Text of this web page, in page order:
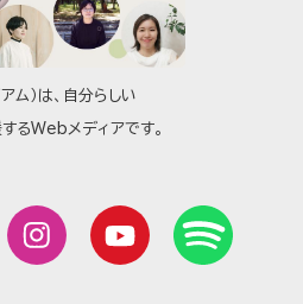
アム）は、自分らしい
るWebメディアです。